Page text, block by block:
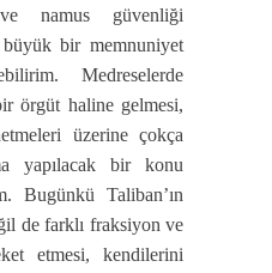
namus güvenliği
büyük bir memnuniyet
Medreselerde
örgüt haline gelmesi,
üzerine çokça
yapılacak bir konu
Bugünkü Taliban’ın
de farklı fraksiyon ve
etmesi, kendilerini